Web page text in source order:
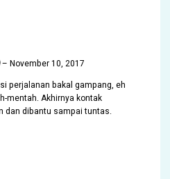
– November 10, 2017
perjalanan bakal gampang, eh
mentah. Akhirnya kontak
dan dibantu sampai tuntas.